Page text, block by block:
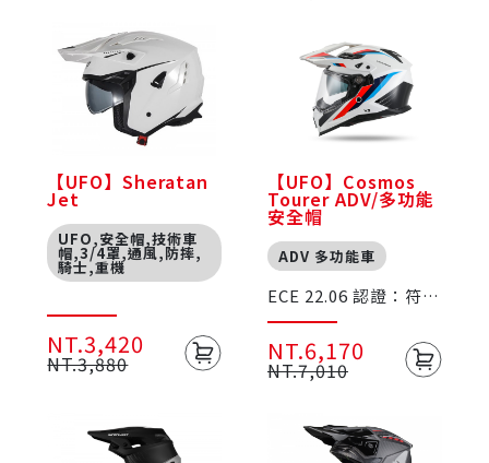
【UFO】Sheratan
Jet
UFO,安全帽,技術車
帽,3/4罩,通風,防摔,
騎士,重機
NT.3,880
NT.3,420
【UFO】Cosmos
Tourer ADV/多功能
安全帽
ADV 多功能車
ECE 22.06 認證：符合
NT.7,010
NT.6,170